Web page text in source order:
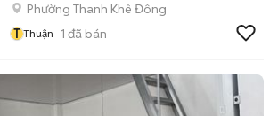
Phường Thanh Khê Đông
T Thuận 1 đã bán